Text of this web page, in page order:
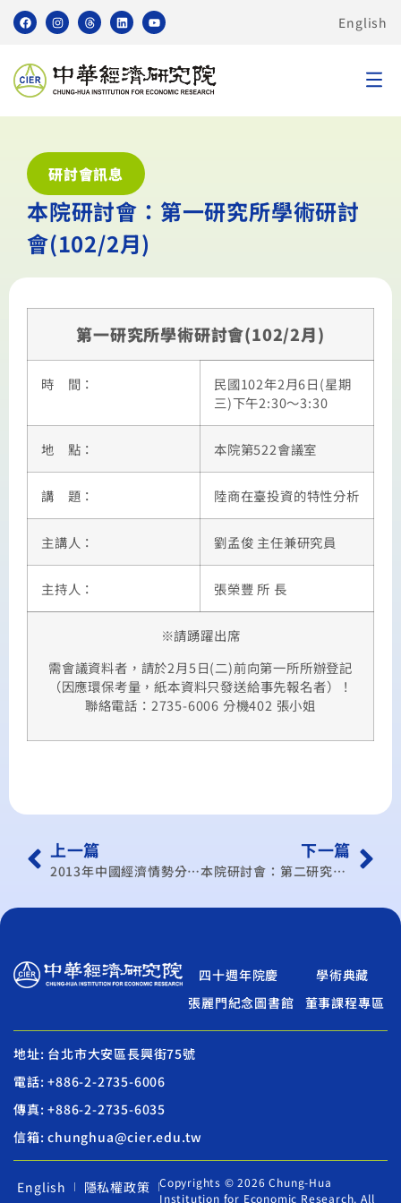
English
研討會訊息
本院研討會：第一研究所學術研討
會(102/2月)
第一研究所學術研討會(102/2月)
時 間：
民國102年2月6日(星期
三)下午2:30～3:30
地 點： 本院第522會議室
講 題： 陸商在臺投資的特性分析
主講人： 劉孟俊 主任兼研究員
主持人： 張榮豐 所 長
※請踴躍出席
需會議資料者，請於2月5日(二)前向第一所所辦登記
（因應環保考量，紙本資料只發送給事先報名者）！
聯絡電話：2735-6006 分機402 張小姐
上一篇
2013年中國經濟情勢分析論壇
下一篇
本院研討會：第二研究所學術研討會(102/2月)
四十週年院慶
學術典藏
張麗門紀念圖書館
董事課程專區
地址: 台北市大安區長興街75號
電話: +886-2-2735-6006
傳真: +886-2-2735-6035
信箱: chunghua@cier.edu.tw
English
隱私權政策
Copyrights © 2026 Chung-Hua
Institution for Economic Research. All